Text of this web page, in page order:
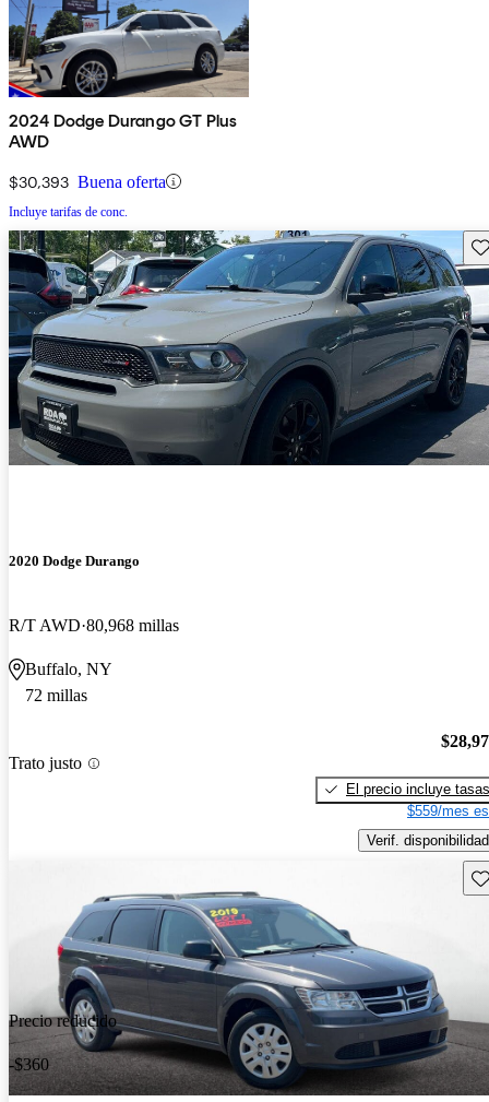
2024 Dodge Durango GT Plus
AWD
$30,393 Buena oferta
Incluye tarifas de conc.
2020 Dodge Durango
R/T AWD 80,968 millas
Buffalo, NY
72 millas
Trato justo
El precio incluye tasas
$559/mes
Verif. disponibilidad
Precio reducido
-$360